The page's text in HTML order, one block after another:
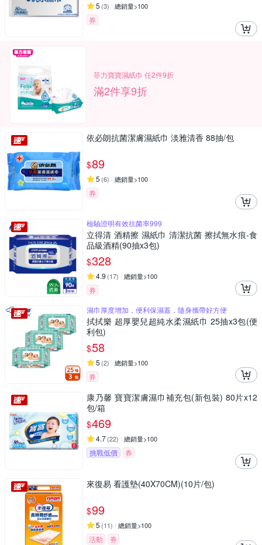
5 (3) 總銷量>100
券
菲力寶寶濕紙巾 任2件9折
滿2件享9折
依必朗抗菌潔膚濕紙巾 淡雅清香 88抽/包
$89
5 (6) 總銷量>100
券
檢驗證明有效抗菌率999
立得清 酒精擦 濕紙巾 清潔抗菌 擦拭無水痕-食
品級酒精(90抽x3包)
$328
4.9 (17) 總銷量>100
券
濕巾厚度增加，便利保濕蓋，隨身攜帶好方便
拭拭樂 超厚嬰兒超純水柔濕紙巾 25抽x3包(便
利包)
$58
5 (2) 總銷量>100
券
康乃馨 寶寶潔膚濕巾補充包(新包裝) 80片x12
包/箱
$469
4.7(22) 總銷量>100
挑戰低價 券
來復易 看護墊(40X70CM)(10片/包)
$99
5 (11) 總銷量>100
活動 券